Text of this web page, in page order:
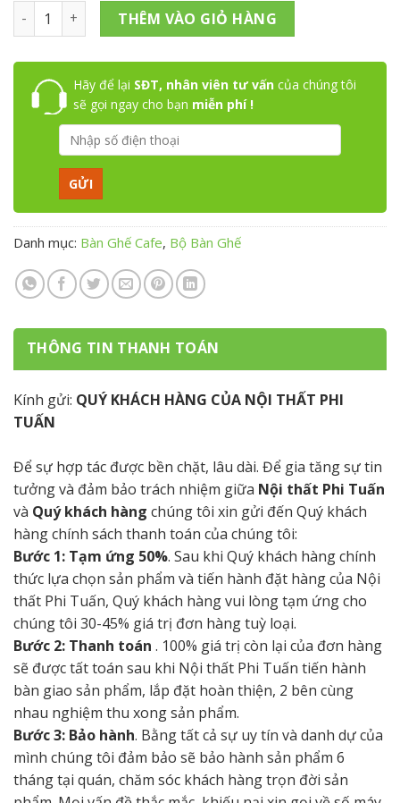
Bộ bàn coffee chân beton số lượng
THÊM VÀO GIỎ HÀNG
Hãy để lại SĐT, nhân viên tư vấncủa chúng tôi
sẽ gọi ngay cho bạn miễn phí !
Danh mục: Bàn Ghế Cafe, Bộ Bàn Ghế
THÔNG TIN THANH TOÁN
Kính gửi: QUÝ KHÁCH HÀNG CỦA NỘI THẤT PHI
TUẤN
Để sự hợp tác được bền chặt, lâu dài. Để gia tăng sự tin
tưởng và đảm bảo trách nhiệm giữa Nội thất Phi Tuấn
và Quý khách hàng chúng tôi xin gửi đến Quý khách
hàng chính sách thanh toán của chúng tôi:
Bước 1: Tạm ứng 50%. Sau khi Quý khách hàng chính
thức lựa chọn sản phẩm và tiến hành đặt hàng của Nội
thất Phi Tuấn, Quý khách hàng vui lòng tạm ứng cho
chúng tôi 30-45% giá trị đơn hàng tuỳ loại.
Bước 2: Thanh toán . 100% giá trị còn lại của đơn hàng
sẽ được tất toán sau khi Nội thất Phi Tuấn tiến hành
bàn giao sản phẩm, lắp đặt hoàn thiện, 2 bên cùng
nhau nghiệm thu xong sản phẩm.
Bước 3: Bảo hành. Bằng tất cả sự uy tín và danh dự của
mình chúng tôi đảm bảo sẽ bảo hành sản phẩm 6
tháng tại quán, chăm sóc khách hàng trọn đời sản